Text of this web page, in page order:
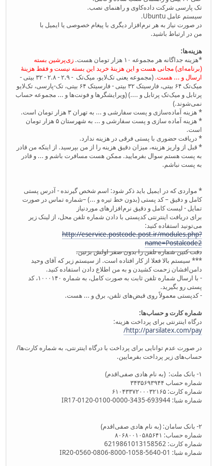
تک پارسی شرکت داده‌کاوی و راهنمای نصب.
سیستم عامل Ubuntu.
در صورت نیاز به هر نرم‌افزار دیگری با پیغام خصوصی یا ایمیل با
من در ارتباط باشید.
هزینه‌ها:
*هزینه جداگانه هر مجموعه ۱۰ هزار تومان هست.
زی‌پرشین بسته
(برنامه‌ای) مجانی هست و این هزینهٔ خرید این بسته نیست و فقط هزینهٔ
ارسال و ... هست.
(مجموعه یعنی تک‌لایو، میک‌تک - ۲.۹ - ۲.۸ - ۳۲ بیتی -
میک‌تک ۶۴ بیتی، فارسیتک ۳۲ بیتی - فارسیتک ۶۴ بیتی، تک-پارسی، تک‌لایو
پرتابل و میک‌تک پرتابل و ....) (ویرایشگرها و فونت‌ها و ... مجموعه حساب
نمی‌شوند.)
* هزینه آماده‌سازی و پست سفارشی و ... به تهران ۳ هزار تومان است.
* هزینه آماده سازی و پست سفارشی و ... به شهرستان ۵ هزار تومان
است.
* دریافت حضوری با پستی فرقی در هزینه ندارد.
* قبل از واریز هزینه، میزان دقیق هزینه را از من بپرسید. از اینکه من قادر
به پست هستم سوال بفرمایید. ممکن هست مسافرت باشم و ... و قادر
به پست نباشم.
* مواردی که در ایمیل باید ذکر شود: اسم شخص گیرنده - آدرس پستی
کامل و دقیق – کد پستی (بدون خط تیره و ...) –شماره تماس در صورت
تمایل - لیست کامل و دقیق نرم‌افزارهای موردنیاز
برای دریافت اینترنتی کدپستی با دادن شماره تلفن محل، از لینک زیر
می‌تونید استفاده کنید:
http://eservice.postcode.post.ir/modules.php?
name=Postalcode2
دقت کنین شماره تلفن را بدون صفر اولش بزنین.
*** سیستم بالا فعلا از کار افتاده است. از سیستم زیر که آقای وحید
دامن‌افشان زحمت کشیدن و به من اطلاع دادن استفاده کنید.
- با ارسال شماره تلفن ثابت به صورت کامل، به شماره ۱۰۰۰۱۴۰، کد
پستی رو بگیرید.
- کدپستی معمولاً روی قبض‌های تلفن، برق و ... هست.
شماره کارت و حساب‌‌ها:
درگاه اینترنتی برای پرداخت هزینه:
http://parsilatex.com/pay/
در صورت عدم توانایی برای پرداخت با درگاه اینترنتی، به شماره کارت‌ها/
حساب‌های زیر پرداخت بفرمایین.
۱- بانک ملت: (به نام هادی صفی‌اقدم)
شماره حساب ۳۴۳۵۶۹۳۹۴۴
شماره کارت: ۶۱۰۴۳۳۷۲۰۰۰۳۲۱۶۵
شماره شبا: IR17-0120-0100-0000-3435-693944
۲- بانک سامان: (به نام هادی صفی‌اقدم)
شماره حساب: ۸۰۶۸۰۰۱۰۵۸۵۶۴۱
شماره کارت: 6219861013158562
شماره شبا: IR20-0560-0806-8000-1058-5640-01